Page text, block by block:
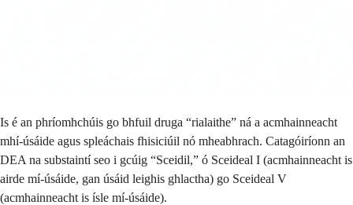
Is é an phríomhchúis go bhfuil druga “rialaithe” ná a acmhainneacht
mhí-úsáide agus spleáchais fhisiciúil nó mheabhrach. Catagóiríonn an
DEA na substaintí seo i gcúig “Sceidil,” ó Sceideal I (acmhainneacht is
airde mí-úsáide, gan úsáid leighis ghlactha) go Sceideal V
(acmhainneacht is ísle mí-úsáide).